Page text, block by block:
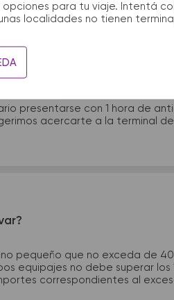
opciones para tu viaje. Intentá
localidades no tienen
presentarme en la terminal
presentarse con 1 hora de
acercarte a la terminal
pequeño que no exceda de
equipajes no debe superar los
correspondientes al